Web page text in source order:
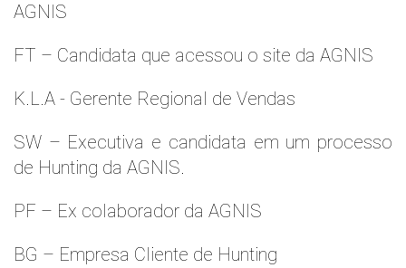
AGNIS
FT – Candidata que acessou o site da AGNIS
K.L.A - Gerente Regional de Vendas
SW – Executiva e candidata em um processo
de Hunting da AGNIS.
PF – Ex colaborador da AGNIS
BG – Empresa Cliente de Hunting